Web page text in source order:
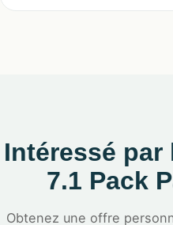
Intéressé par
7.1 Pack
Obtenez une offre